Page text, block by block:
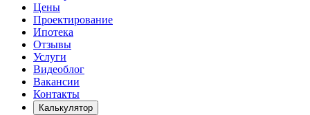
Цены
Проектирование
Ипотека
Отзывы
Услуги
Видеоблог
Вакансии
Контакты
Калькулятор